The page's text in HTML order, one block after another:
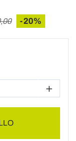
-20%